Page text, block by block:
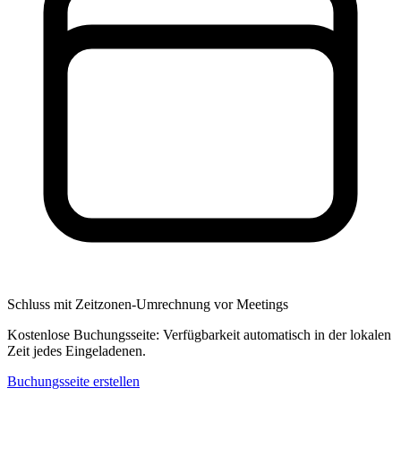
Schluss mit Zeitzonen-Umrechnung vor Meetings
Kostenlose Buchungsseite: Verfügbarkeit automatisch in der lokalen
Zeit jedes Eingeladenen.
Buchungsseite erstellen